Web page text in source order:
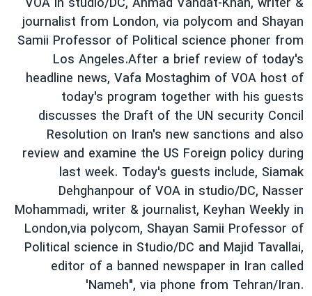
ویژه برنامه‌ها
ویدیوها
فرهنگ و زندگی
حقوق شهروندی
اقتصادی
علم و فناوری
اسرائیل در جنگ
گالری عکس
آرشیو پخش زنده
۲۵۰سالگی آمریکا
بایگانی برنامه‌های تلویزیونی
مستندها
انتخابات ریاست جمهوری آمریکا ۲۰۲۴
حمله جمهوری اسلامی به اسرائیل
رمز مهسا
ورزش زنان در ایران
اعتراضات زن، زندگی، آزادی
مجموعه مستندهای دادخواهی
تریبونال مردمی آبان ۹۸
دادگاه حمید نوری
چهل سال گروگان‌گیری
یادگیری زبان انگلیسی
دنبال کنید
زبانهای مختلف
journalist from London, via polycom and Shayan
Samii Professor of Political science phoner from
Los Angeles.After a brief review of today's
headline news, Vafa Mostaghim of VOA host of
today's program together with his guests
discusses the Draft of the UN security Concil
Resolution on Iran's new sanctions and also
review and examine the US Foreign policy during
last week. Today's guests include, Siamak
Dehghanpour of VOA in studio/DC, Nasser
Mohammadi, writer & journalist, Keyhan Weekly in
London,via polycom, Shayan Samii Professor of
Political science in Studio/DC and Majid Tavallai,
editor of a banned newspaper in Iran called
'Nameh", via phone from Tehran/Iran.